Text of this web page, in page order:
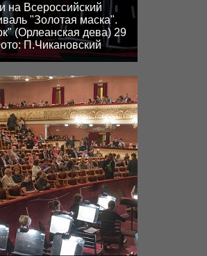
на Всероссийский
"Золотая маска".
(Орлеанская дева) 29
П.Чикановский